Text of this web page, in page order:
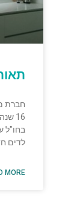
חברת
16
בחו"ל
לדים
MORE »